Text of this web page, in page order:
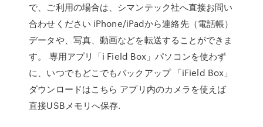
で、ご利用の場合は、シマンテック社へ直接お問い
合わせください iPhone/iPadから連絡先（電話帳）
データや、写真、動画などを転送することができま
す。 専用アプリ「i Field Box」パソコンを使わず
に、いつでもどこでもバックアップ 「iField Box」
ダウンロードはこちら アプリ内のカメラを使えば
直接USBメモリへ保存.